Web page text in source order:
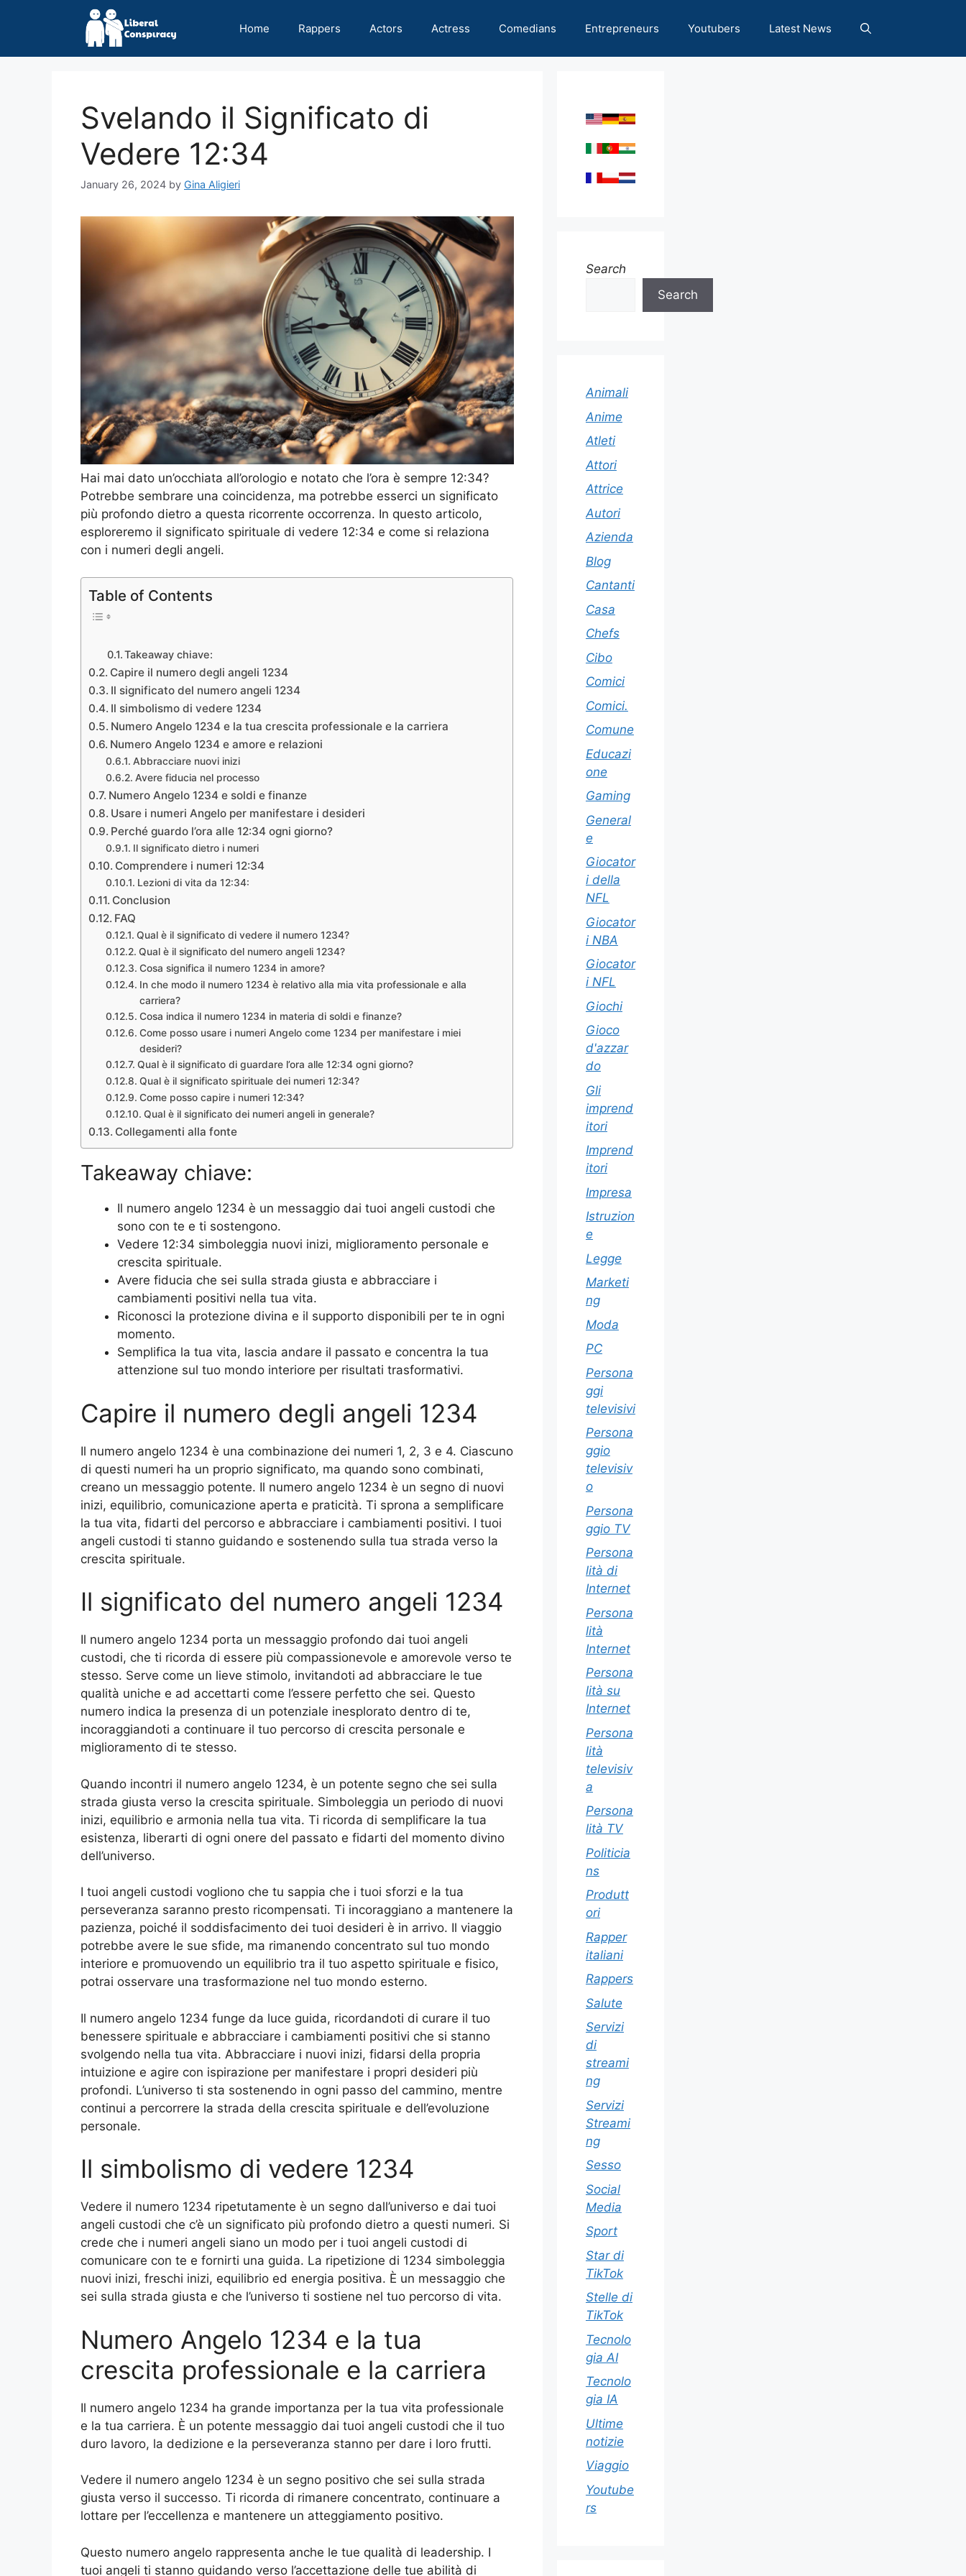
Home Rappers Actors Actress Comedians Entrepreneurs Youtubers Latest News
Svelando il Significato di
Vedere 12:34
January 26, 2024 by Gina Aligieri
Hai mai dato un’occhiata all’orologio e notato che l’ora è sempre 12:34?
Potrebbe sembrare una coincidenza, ma potrebbe esserci un significato
più profondo dietro a questa ricorrente occorrenza. In questo articolo,
esploreremo il significato spirituale di vedere 12:34 e come si relaziona
con i numeri degli angeli.
Table of Contents
Takeaway chiave:
Capire il numero degli angeli 1234
Il significato del numero angeli 1234
Il simbolismo di vedere 1234
Numero Angelo 1234 e la tua crescita professionale e la carriera
Numero Angelo 1234 e amore e relazioni
Abbracciare nuovi inizi
Avere fiducia nel processo
Numero Angelo 1234 e soldi e finanze
Usare i numeri Angelo per manifestare i desideri
Perché guardo l’ora alle 12:34 ogni giorno?
Il significato dietro i numeri
Comprendere i numeri 12:34
Lezioni di vita da 12:34:
Conclusion
FAQ
Qual è il significato di vedere il numero 1234?
Qual è il significato del numero angeli 1234?
Cosa significa il numero 1234 in amore?
In che modo il numero 1234 è relativo alla mia vita professionale e alla
carriera?
Cosa indica il numero 1234 in materia di soldi e finanze?
Come posso usare i numeri Angelo come 1234 per manifestare i miei
desideri?
Qual è il significato di guardare l’ora alle 12:34 ogni giorno?
Qual è il significato spirituale dei numeri 12:34?
Come posso capire i numeri 12:34?
Qual è il significato dei numeri angeli in generale?
Collegamenti alla fonte
Takeaway chiave:
Il numero angelo 1234 è un messaggio dai tuoi angeli custodi che
sono con te e ti sostengono.
Vedere 12:34 simboleggia nuovi inizi, miglioramento personale e
crescita spirituale.
Avere fiducia che sei sulla strada giusta e abbracciare i
cambiamenti positivi nella tua vita.
Riconosci la protezione divina e il supporto disponibili per te in ogni
momento.
Semplifica la tua vita, lascia andare il passato e concentra la tua
attenzione sul tuo mondo interiore per risultati trasformativi.
Capire il numero degli angeli 1234
Il numero angelo 1234 è una combinazione dei numeri 1, 2, 3 e 4. Ciascuno
di questi numeri ha un proprio significato, ma quando sono combinati,
creano un messaggio potente. Il numero angelo 1234 è un segno di nuovi
inizi, equilibrio, comunicazione aperta e praticità. Ti sprona a semplificare
la tua vita, fidarti del percorso e abbracciare i cambiamenti positivi. I tuoi
angeli custodi ti stanno guidando e sostenendo sulla tua strada verso la
crescita spirituale.
Il significato del numero angeli 1234
Il numero angelo 1234 porta un messaggio profondo dai tuoi angeli
custodi, che ti ricorda di essere più compassionevole e amorevole verso te
stesso. Serve come un lieve stimolo, invitandoti ad abbracciare le tue
qualità uniche e ad accettarti come l’essere perfetto che sei. Questo
numero indica la presenza di un potenziale inesplorato dentro di te,
incoraggiandoti a continuare il tuo percorso di crescita personale e
miglioramento di te stesso.
Quando incontri il numero angelo 1234, è un potente segno che sei sulla
strada giusta verso la crescita spirituale. Simboleggia un periodo di nuovi
inizi, equilibrio e armonia nella tua vita. Ti ricorda di semplificare la tua
esistenza, liberarti di ogni onere del passato e fidarti del momento divino
dell’universo.
I tuoi angeli custodi vogliono che tu sappia che i tuoi sforzi e la tua
perseveranza saranno presto ricompensati. Ti incoraggiano a mantenere la
pazienza, poiché il soddisfacimento dei tuoi desideri è in arrivo. Il viaggio
potrebbe avere le sue sfide, ma rimanendo concentrato sul tuo mondo
interiore e promuovendo un equilibrio tra il tuo aspetto spirituale e fisico,
potrai osservare una trasformazione nel tuo mondo esterno.
Il numero angelo 1234 funge da luce guida, ricordandoti di curare il tuo
benessere spirituale e abbracciare i cambiamenti positivi che si stanno
svolgendo nella tua vita. Abbracciare i nuovi inizi, fidarsi della propria
intuizione e agire con ispirazione per manifestare i propri desideri più
profondi. L’universo ti sta sostenendo in ogni passo del cammino, mentre
continui a percorrere la strada della crescita spirituale e dell’evoluzione
personale.
Il simbolismo di vedere 1234
Vedere il numero 1234 ripetutamente è un segno dall’universo e dai tuoi
angeli custodi che c’è un significato più profondo dietro a questi numeri. Si
crede che i numeri angeli siano un modo per i tuoi angeli custodi di
comunicare con te e fornirti una guida. La ripetizione di 1234 simboleggia
nuovi inizi, freschi inizi, equilibrio ed energia positiva. È un messaggio che
sei sulla strada giusta e che l’universo ti sostiene nel tuo percorso di vita.
Numero Angelo 1234 e la tua
crescita professionale e la carriera
Il numero angelo 1234 ha grande importanza per la tua vita professionale
e la tua carriera. È un potente messaggio dai tuoi angeli custodi che il tuo
duro lavoro, la dedizione e la perseveranza stanno per dare i loro frutti.
Vedere il numero angelo 1234 è un segno positivo che sei sulla strada
giusta verso il successo. Ti ricorda di rimanere concentrato, continuare a
lottare per l’eccellenza e mantenere un atteggiamento positivo.
Questo numero angelo rappresenta anche le tue qualità di leadership. I
tuoi angeli ti stanno guidando verso l’accettazione delle tue abilità di
Search
Search
Animali
Anime
Atleti
Attori
Attrice
Autori
Azienda
Blog
Cantanti
Casa
Chefs
Cibo
Comici
Comici.
Comune
Educazi
one
Gaming
General
e
Giocator
i della
NFL
Giocator
i NBA
Giocator
i NFL
Giochi
Gioco
d'azzar
do
Gli
imprend
itori
Imprend
itori
Impresa
Istruzion
e
Legge
Marketi
ng
Moda
PC
Persona
ggi
televisivi
Persona
ggio
televisiv
o
Persona
ggio TV
Persona
lità di
Internet
Persona
lità
Internet
Persona
lità su
Internet
Persona
lità
televisiv
a
Persona
lità TV
Politicia
ns
Produtt
ori
Rapper
italiani
Rappers
Salute
Servizi
di
streami
ng
Servizi
Streami
ng
Sesso
Social
Media
Sport
Star di
TikTok
Stelle di
TikTok
Tecnolo
gia AI
Tecnolo
gia IA
Ultime
notizie
Viaggio
Youtube
rs